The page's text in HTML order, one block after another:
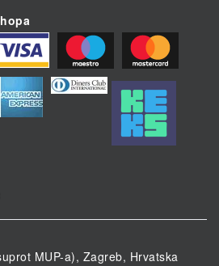
MUP-a), Zagreb, Hrvatska